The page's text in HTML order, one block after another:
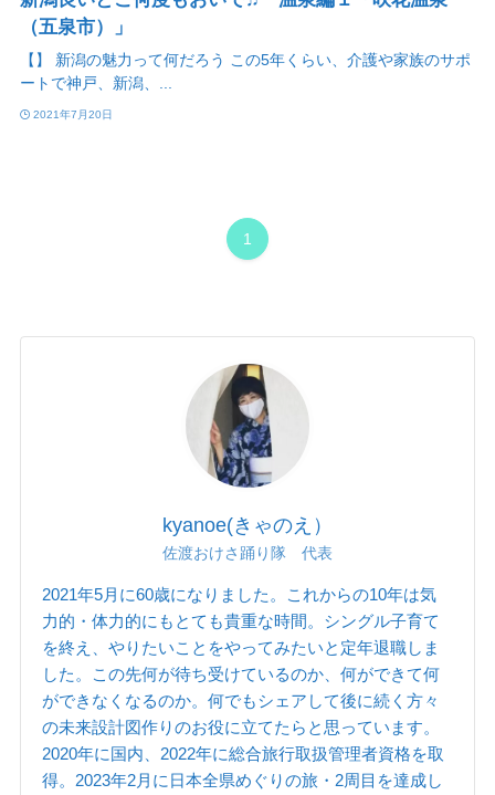
（五泉市）」
【】 新潟の魅力って何だろう この5年くらい、介護や家族のサポ
ートで神戸、新潟、...
2021年7月20日
1
kyanoe(きゃのえ）
佐渡おけさ踊り隊 代表
2021年5月に60歳になりました。これからの10年は気
力的・体力的にもとても貴重な時間。シングル子育て
を終え、やりたいことをやってみたいと定年退職しま
した。この先何が待ち受けているのか、何ができて何
ができなくなるのか。何でもシェアして後に続く方々
の未来設計図作りのお役に立てたらと思っています。
2020年に国内、2022年に総合旅行取扱管理者資格を取
得。2023年2月に日本全県めぐりの旅・2周目を達成し